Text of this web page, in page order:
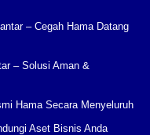
– Cegah Hama Datang
– Solusi Aman &
Hama Secara Menyeluruh
Aset Bisnis Anda